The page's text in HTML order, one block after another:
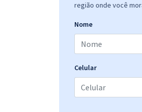
região onde você
Nome
Celular